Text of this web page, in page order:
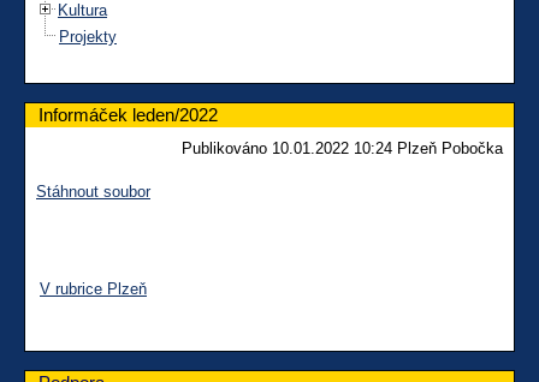
Kultura
Projekty
Informáček leden/2022
Publikováno 10.01.2022 10:24 Plzeň Pobočka
Stáhnout soubor
V rubrice Plzeň